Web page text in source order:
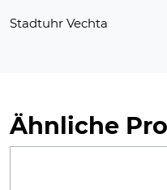
Stadtuhr Vechta
Ähnliche